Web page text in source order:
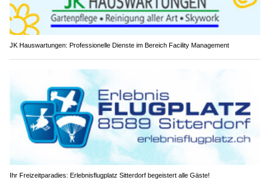
JK Hauswartungen: Professionelle Dienste im Bereich Facility Management
Ihr Freizeitparadies: Erlebnisflugplatz Sitterdorf begeistert alle Gäste!